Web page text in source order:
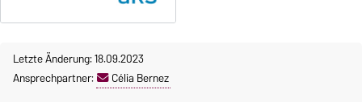
Letzte Änderung: 18.09.2023
Ansprechpartner:
Célia Bernez